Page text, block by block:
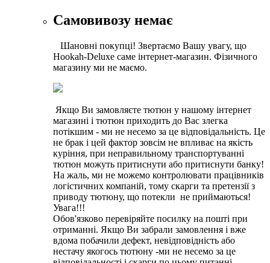
Самовивозу немає
Шановні покупці! Звертаємо Вашу увагу, що
Hookah-Deluxe саме інтернет-магазин. Фізичного
магазину ми не маємо.
Якщо Ви замовляєте тютюн у нашому інтернет
магазині і тютюн приходить до Вас злегка
потікшим - ми не несемо за це відповідальність. Це
не брак і цей фактор зовсім не впливає на якість
куріння, при неправильному транспортуванні
тютюн можуть притиснути або притиснути банку!
На жаль, ми не можемо контролювати працівників
логістичних компаній, тому скарги та претензії з
приводу тютюну, що потекли не приймаються!
Увага!!!
Обов'язково перевіряйте посилку на пошті при
отриманні. Якщо Ви забрали замовлення і вже
вдома побачили дефект, невідповідність або
нестачу якогось тютюну -ми не несемо за це